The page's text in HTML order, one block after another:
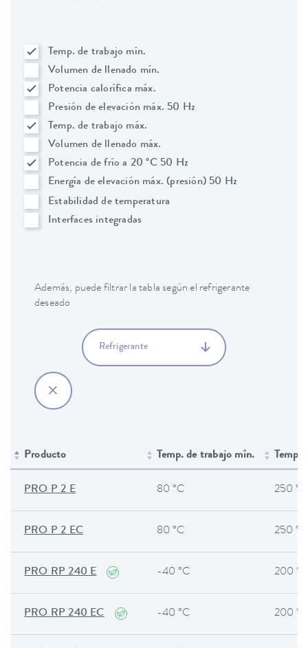
Temp. de trabajo mín.
Volumen de llenado mín.
Potencia calorífica máx.
Presión de elevación máx. 50 Hz
Temp. de trabajo máx.
Volumen de llenado máx.
Potencia de frío a 20 °C 50 Hz
Energía de elevación máx. (presión) 50 Hz
Estabilidad de temperatura
Interfaces integradas
Además, puede filtrar la tabla según el refrigerante
deseado
Refrigerante
Producto Temp. de trabajo mín. Temp.
PRO P 2 E 80 °C 250 °C
PRO P 2 EC 80 °C 250 °C
PRO RP 240 E -40 °C 200 °C
PRO RP 240 EC -40 °C 200 °C